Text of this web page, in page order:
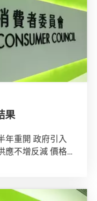
果
重開 政府引入
不增反減 價格